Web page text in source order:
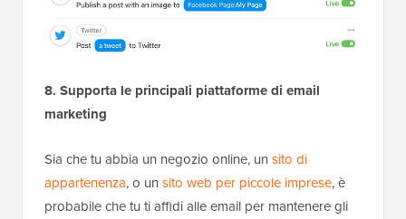
8. Supporta le principali piattaforme di email
marketing
Sia che tu abbia un negozio online, un sito di
appartenenza, o un sito web per piccole imprese, è
probabile che tu ti affidi alle email per mantenere gli